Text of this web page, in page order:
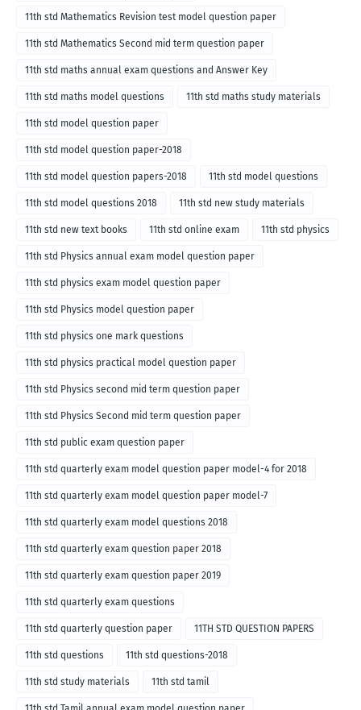
11th std Mathematics Revision test model question paper
11th std Mathematics Second mid term question paper
11th std maths annual exam questions and Answer Key
11th std maths model questions 11th std maths study materials
11th std model question paper
11th std model question paper-2018
11th std model question papers-2018 11th std model questions
11th std model questions 2018 11th std new study materials
11th std new text books 11th std online exam 11th std physics
11th std Physics annual exam model question paper
11th std physics exam model question paper
11th std Physics model question paper
11th std physics one mark questions
11th std physics practical model question paper
11th std Physics second mid term question paper
11th std Physics Second mid term question paper
11th std public exam question paper
11th std quarterly exam model question paper model-4 for 2018
11th std quarterly exam model question paper model-7
11th std quarterly exam model questions 2018
11th std quarterly exam question paper 2018
11th std quarterly exam question paper 2019
11th std quarterly exam questions
11th std quarterly question paper 11TH STD QUESTION PAPERS
11th std questions 11th std questions-2018
11th std study materials 11th std tamil